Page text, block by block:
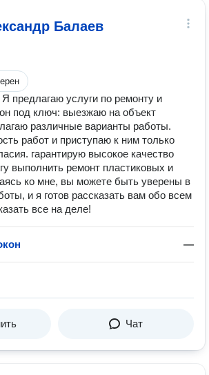
Балаев
предлагаю услуги по ремонту и
под ключ: выезжаю на объект
различные варианты работы.
работ и приступаю к ним только
гарантирую высокое качество
выполнить ремонт пластиковых и
ко мне, вы можете быть уверены в
и я готов рассказать вам обо всем
все на деле!
—
Чат